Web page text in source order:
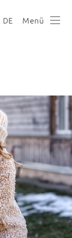
DE Menü